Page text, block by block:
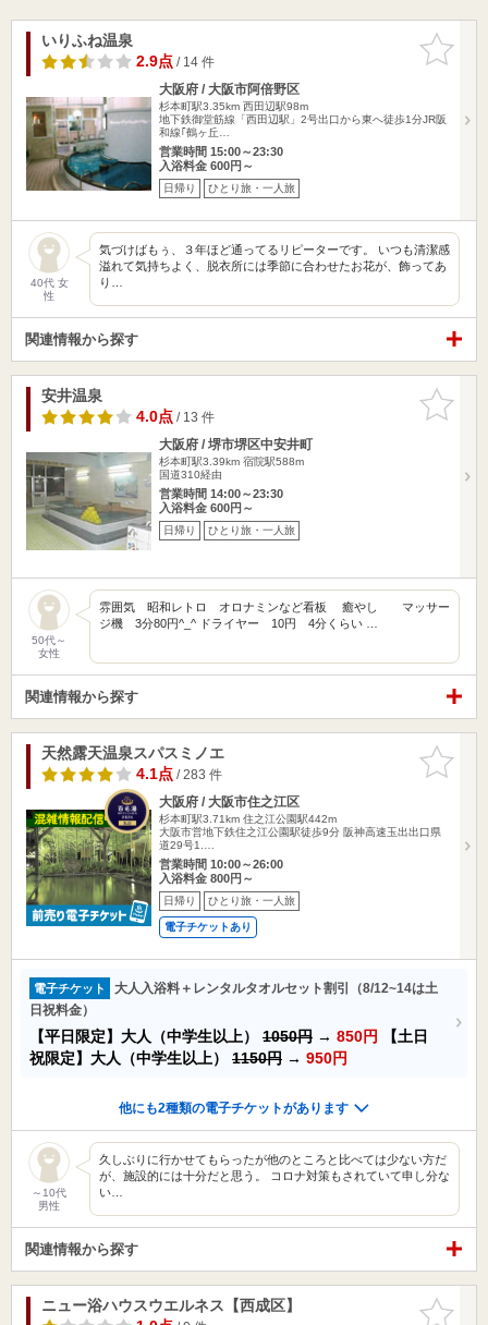
お気に入
りに追加
いりふね温泉
2.9点/ 14 件
大阪府 / 大阪市阿倍野区
杉本町駅3.35km 西田辺駅98m
地下鉄御堂筋線「西田辺駅」2号出口から東へ徒歩1分JR阪
和線｢鶴ヶ丘…
営業時間 15:00～23:30
入浴料金 600円～
日帰り ひとり旅・一人旅
40代 女
性
気づけばもぅ、３年ほど通ってるリピーターです。 いつも清潔感
溢れて気持ちよく、脱衣所には季節に合わせたお花が、飾ってあ
り…
関連情報から探す
お気に入
りに追加
安井温泉
4.0点/ 13 件
大阪府 / 堺市堺区中安井町
杉本町駅3.39km 宿院駅588m
国道310経由
営業時間 14:00～23:30
入浴料金 600円～
日帰り ひとり旅・一人旅
50代～
女性
雰囲気 昭和レトロ オロナミンなど看板 癒やし マッサー
ジ機 3分80円^_^ ドライヤー 10円 4分くらい …
関連情報から探す
お気に入
りに追加
天然露天温泉スパスミノエ
4.1点/ 283 件
大阪府 / 大阪市住之江区
杉本町駅3.71km 住之江公園駅442m
大阪市営地下鉄住之江公園駅徒歩9分 阪神高速玉出出口県
道29号1.…
営業時間 10:00～26:00
入浴料金 800円～
日帰り ひとり旅・一人旅
電子チケットあり
電子チケット
大人入浴料＋レンタルタオルセット割引（8/12~14は土
日祝料金）
【平日限定】大人（中学生以上） 1050円 → 850円
【土日
祝限定】大人（中学生以上） 1150円 → 950円
他にも2種類の電子チケットがあります
～10代
男性
久しぶりに行かせてもらったが他のところと比べては少ない方だ
が、施設的には十分だと思う。 コロナ対策もされていて申し分な
い…
関連情報から探す
お気に入
ニュー浴ハウスウエルネス【西成区】